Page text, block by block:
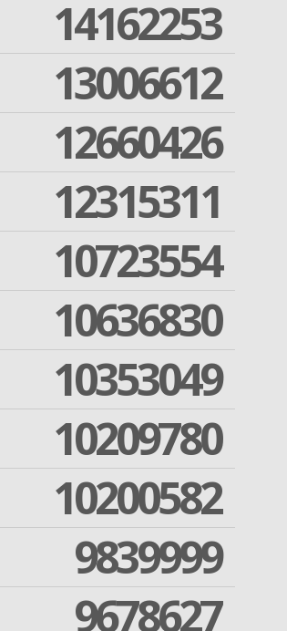
14162253
13006612
12660426
12315311
10723554
10636830
10353049
10209780
10200582
9839999
9678627